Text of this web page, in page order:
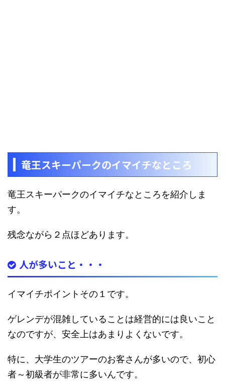
竜王スキーパークのイマイチなところ
竜王スキーパークのイマイチなところを紹介しま
す。
残念ながら２点ほどあります。
人が多いこと・・・
イマイチポイントその１です。
ゲレンデが混雑していることは経営的には良いこと
なのですが、安全上はあまりよくないです。
特に、大学生のツアーのお客さんが多いので、初心
者～初級者が非常に多いんです。